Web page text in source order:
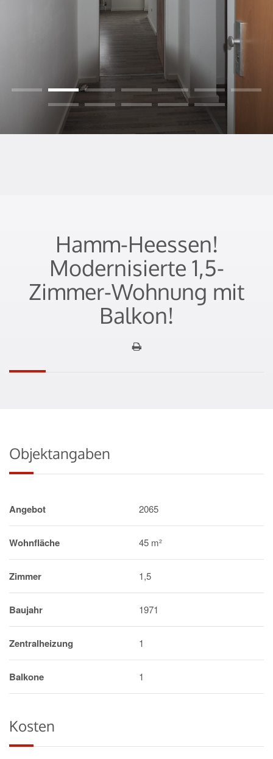
Hamm-Heessen!
Modernisierte 1,5-
Zimmer-Wohnung mit
Balkon!
Objektangaben
Angebot 2065
Wohnfläche 45 m²
Zimmer 1,5
Baujahr 1971
Zentralheizung 1
Balkone 1
Kosten